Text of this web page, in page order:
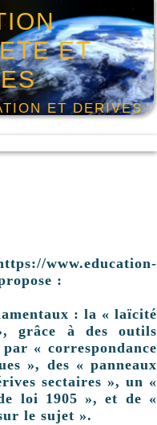
ET
ET DERIVES
:
: la « laïcité
grâce à des outils
« correspondance
», des « panneaux
sectaires », un «
loi 1905 », et de «
le sujet ».